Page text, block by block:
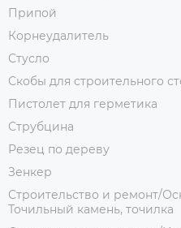
Припой
Корнеудалитель
Стусло
Скобы для строительного
Пистолет для герметика
Струбцина
Резец по дереву
Зенкер
Строительство и ремонт/
Точильный камень, точилка